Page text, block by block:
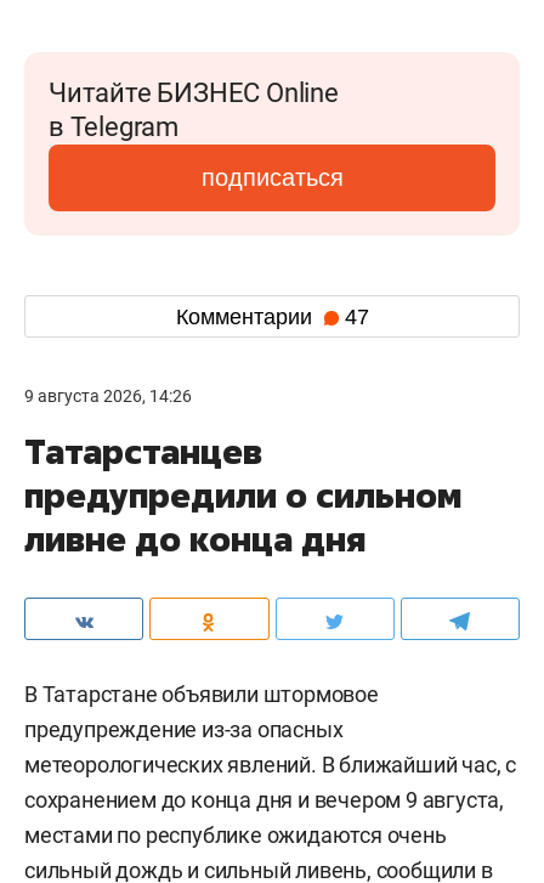
Читайте БИЗНЕС Online
в Telegram
подписаться
Комментарии 47
9 августа 2026, 14:26
Татарстанцев
предупредили о сильном
ливне до конца дня
В Татарстане объявили штормовое
предупреждение из-за опасных
метеорологических явлений. В ближайший час, с
сохранением до конца дня и вечером 9 августа,
местами по республике ожидаются очень
сильный дождь и сильный ливень, сообщили в